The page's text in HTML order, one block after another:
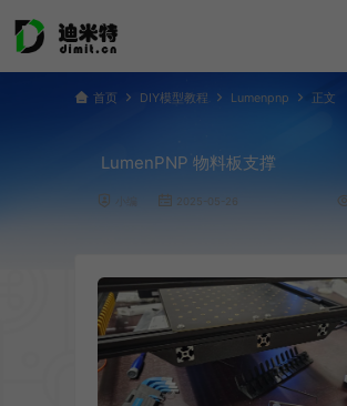
首页 DIY模型教程 Lumenpnp 正文
LumenPNP 物料板支撑
2025-05-26